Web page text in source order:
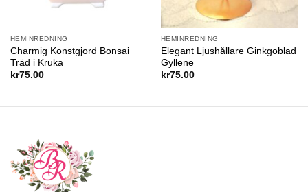
HEMINREDNING
Charmig Konstgjord Bonsai
Träd i Kruka
kr75.00
HEMINREDNING
Elegant Ljushållare Ginkgoblad
Gyllene
kr75.00